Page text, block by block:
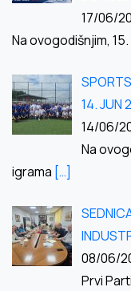
17/06/
Na ovogodišnjim,
14. JUN
14/06/
Na
igrama […]
08/06/
Prvi